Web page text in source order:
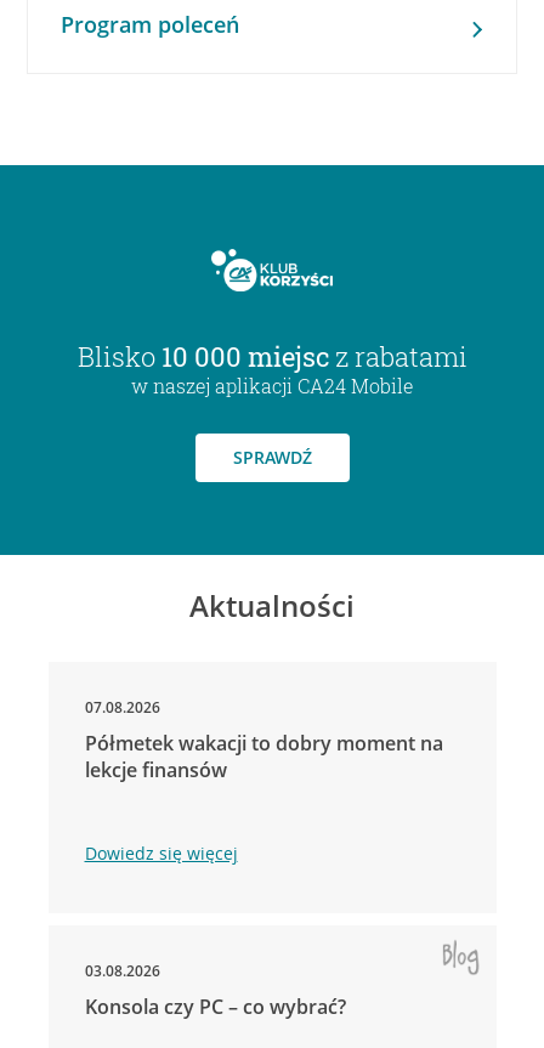
Program poleceń
Blisko 10 000 miejsc z rabatami
w naszej aplikacji CA24 Mobile
SPRAWDŹ
Aktualności
07.08.2026
Półmetek wakacji to dobry moment na
lekcje finansów
Dowiedz się więcej
03.08.2026
Konsola czy PC – co wybrać?